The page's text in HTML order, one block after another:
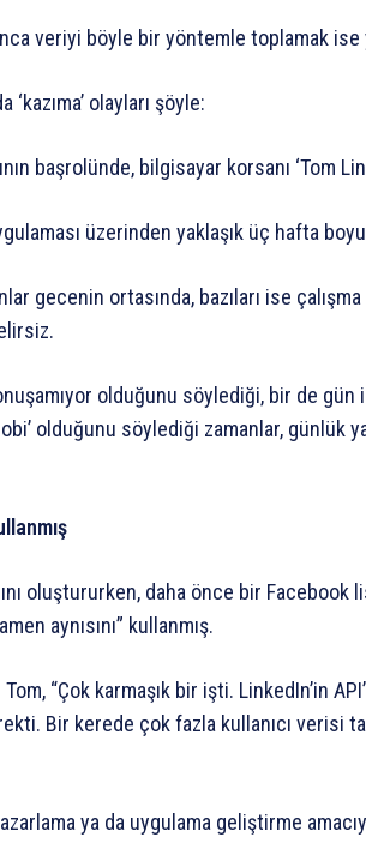
veriyi böyle bir yöntemle toplamak ise
‘kazıma’ olayları şöyle:
başrolünde, bilgisayar korsanı ‘Tom
üzerinden yaklaşık üç hafta
gecenin ortasında, bazıları ise
olduğunu söylediği, bir de gün
olduğunu söylediği zamanlar, günlük
oluştururken, daha önce bir Facebook
aynısını” kullanmış.
“Çok karmaşık bir işti. LinkedIn’in
Bir kerede çok fazla kullanıcı verisi
ya da uygulama geliştirme